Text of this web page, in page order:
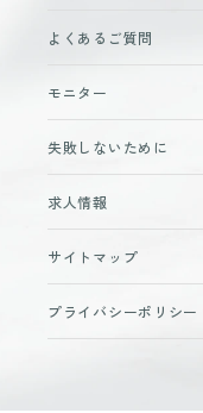
よくあるご質問
モニター
失敗しないために
求人情報
サイトマップ
プライバシーポリシー